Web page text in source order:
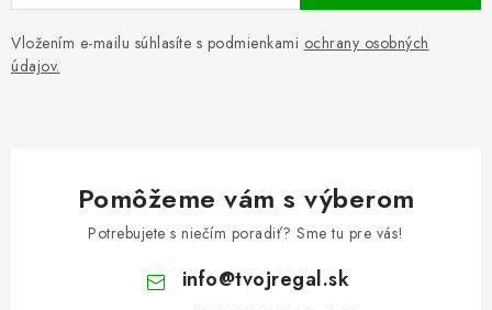
Vložením e-mailu súhlasíte s podmienkami ochrany osobných
údajov.
Pomôžeme vám s výberom
Potrebujete s niečím poradiť? Sme tu pre vás!
info@tvojregal.sk